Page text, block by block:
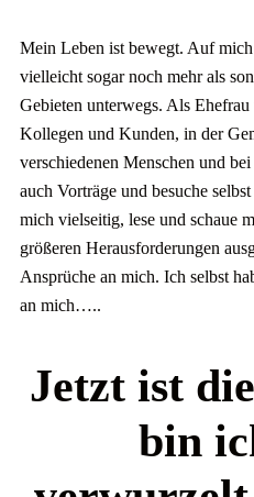
Mein Leben ist bewegt. Auf
vielleicht sogar noch mehr als
Gebieten unterwegs. Als
Kollegen und Kunden, in der
verschiedenen Menschen und
auch Vorträge und besuche
mich vielseitig, lese und schaue
größeren Herausforderungen
Ansprüche an mich. Ich selbst
an mich…..
Jetzt ist
bin